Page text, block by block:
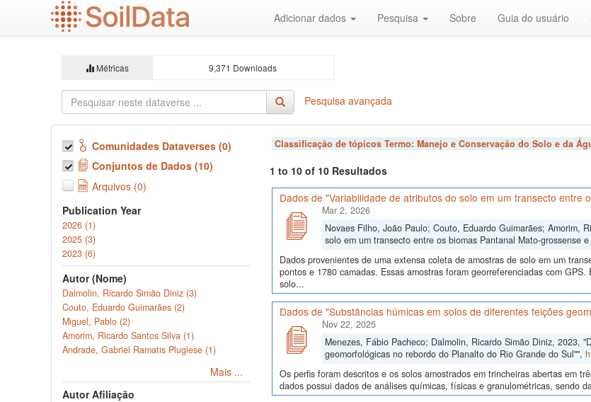
Adicionar dados Pesquisa Sobre Guia do usuário
Métricas 9,371 Downloads
Pesquisa avançada
Comunidades Dataverses (0)
Conjuntos de Dados (10)
Arquivos (0)
Publication Year
2026 (1)
2025 (3)
2023 (6)
Autor (Nome)
Dalmolin, Ricardo Simão Diniz (3)
Couto, Eduardo Guimarães (2)
Miguel, Pablo (2)
Amorim, Ricardo Santos Silva (1)
Andrade, Gabriel Ramatis Plugiese (1)
Mais ...
Autor Afiliação
Classificação de tópicos Termo: Manejo e Conservação do Solo e da
1 to 10 of 10 Resultados
Dados de "Variabilidade de atributos do solo em um transecto entre
Mar 2, 2026
Novaes Filho, João Paulo; Couto, Eduardo Guimarães; Amorim,
solo em um transecto entre os biomas Pantanal Mato-grossense e
Dados provenientes de uma extensa coleta de amostras de solo em um
pontos e 1780 camadas. Essas amostras foram georreferenciadas com
solo...
Dados de "Substâncias húmicas em solos de diferentes feições
Nov 22, 2025
Menezes, Fábio Pacheco; Dalmolin, Ricardo Simão Diniz, 2023,
geomorfológicas no rebordo do Planalto do Rio Grande do Sul"",
Os perfis foram descritos e os solos amostrados em trincheiras abertas em
dados possui dados de análises químicas, físicas e granulométricas, sendo